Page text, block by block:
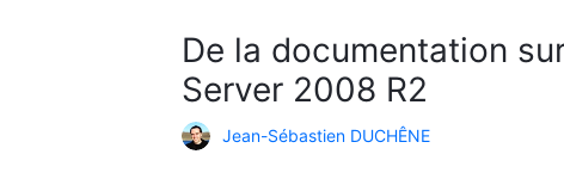
De la documentation
Server 2008 R2
Jean-Sébastien DUCHÊNE